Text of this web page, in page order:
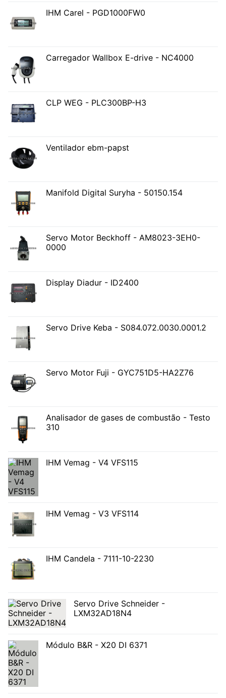
IHM Carel - PGD1000FW0
Carregador Wallbox E-drive - NC4000
CLP WEG - PLC300BP-H3
Ventilador ebm-papst
Manifold Digital Suryha - 50150.154
Servo Motor Beckhoff - AM8023-3EH0-
0000
Display Diadur - ID2400
Servo Drive Keba - S084.072.0030.0001.2
Servo Motor Fuji - GYC751D5-HA2Z76
Analisador de gases de combustão - Testo
310
IHM Vemag - V4 VFS115
IHM Vemag - V3 VFS114
IHM Candela - 7111-10-2230
Servo Drive Schneider -
LXM32AD18N4
Módulo B&R - X20 DI 6371